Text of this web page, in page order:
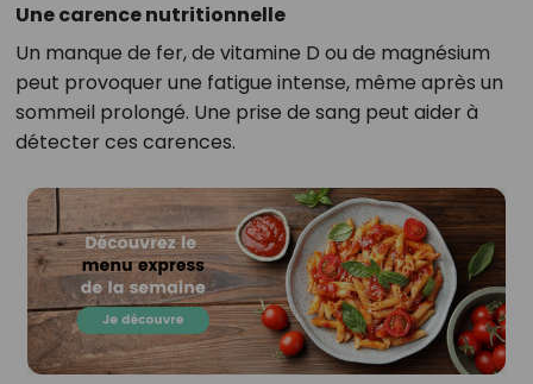
Une carence nutritionnelle
Un manque de fer, de vitamine D ou de magnésium
peut provoquer une fatigue intense, même après un
sommeil prolongé. Une prise de sang peut aider à
détecter ces carences.